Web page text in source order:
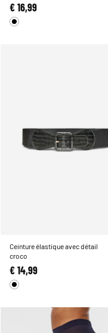
€ 16,99
Ceinture élastique avec détail
croco
€ 14,99